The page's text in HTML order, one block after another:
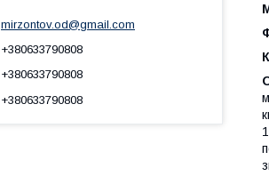
mirzontov.od@gmail.com
+380633790808
+380633790808
+380633790808